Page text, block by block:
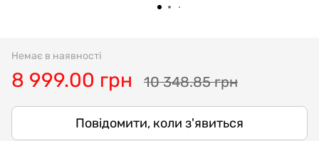
Немає в наявності
8 999.00 грн 10 348.85 грн
Повідомити, коли з'явиться